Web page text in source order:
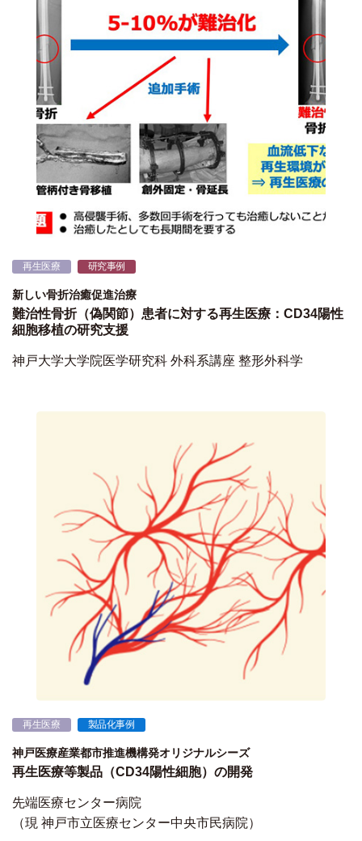
再生医療 研究事例
新しい骨折治癒促進治療
難治性骨折（偽関節）患者に対する再生医療：CD34陽性
細胞移植の研究支援
神戸大学大学院医学研究科 外科系講座 整形外科学
再生医療 製品化事例
神戸医療産業都市推進機構発オリジナルシーズ
再生医療等製品（CD34陽性細胞）の開発
先端医療センター病院
（現 神戸市立医療センター中央市民病院）